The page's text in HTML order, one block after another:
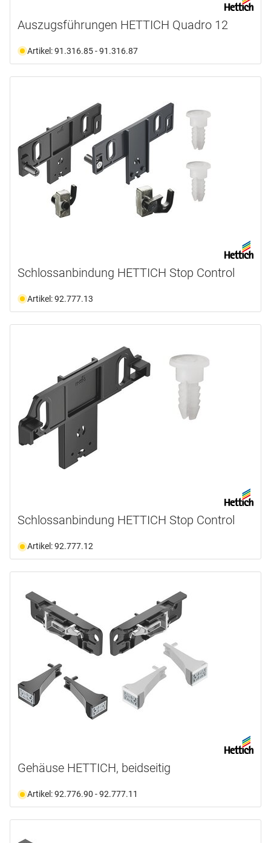
Auszugsführungen HETTICH Quadro 12
Artikel: 91.316.85 - 91.316.87
Schlossanbindung HETTICH Stop Control
Artikel: 92.777.13
Schlossanbindung HETTICH Stop Control
Artikel: 92.777.12
Gehäuse HETTICH, beidseitig
Artikel: 92.776.90 - 92.777.11